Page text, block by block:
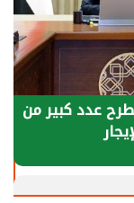
قطاع الطاقة
الطبيعية